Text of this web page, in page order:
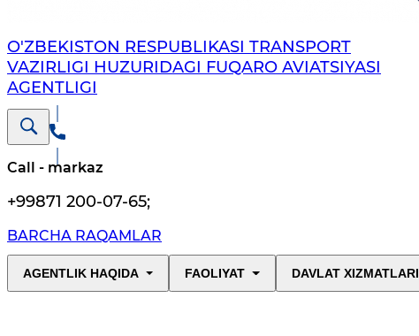
O'ZBEKISTON RESPUBLIKASI TRANSPORT
VAZIRLIGI HUZURIDAGI FUQARO AVIATSIYASI
AGENTLIGI
Call - markaz
+99871 200-07-65;
BARCHA RAQAMLAR
AGENTLIK HAQIDA FAOLIYAT DAVLAT XIZMATLARI